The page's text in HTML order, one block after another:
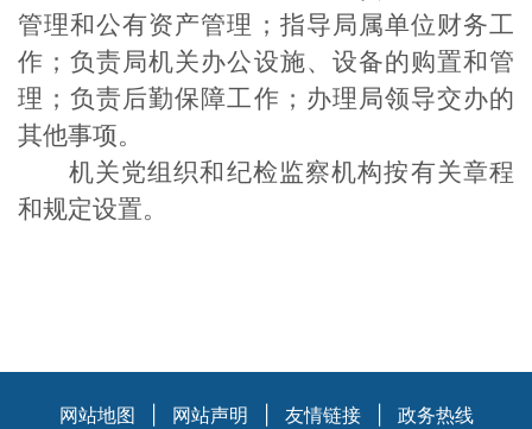
管理和公有资产管理；指导局属单位财务工
作；负责局机关办公设施、设备的购置和管
理；负责后勤保障工作；办理局领导交办的
其他事项。
机关党组织和纪检监察机构按有关章程
和规定设置。
网站地图 网站声明 友情链接 政务热线